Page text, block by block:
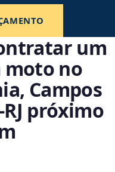
um
moto no
Campos
próximo